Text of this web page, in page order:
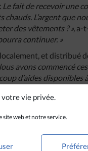
votre vie privée.
web et notre service.
fait de recevoir une
L’argent que
des vêtements ? », a-
continuer. »
et distribué
avons commencé
d’aides disponibles
Sony Ratna,
ont dû décliner de
que vingt
bonne volonté à se